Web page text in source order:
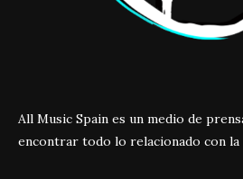
All Music Spain es un medio de
encontrar todo lo relacionado con la